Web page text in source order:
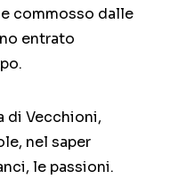
commosso dalle
entrato
di Vecchioni,
nel saper
le passioni.